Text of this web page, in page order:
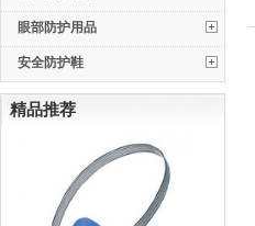
眼部防护用品
安全防护鞋
精品推荐